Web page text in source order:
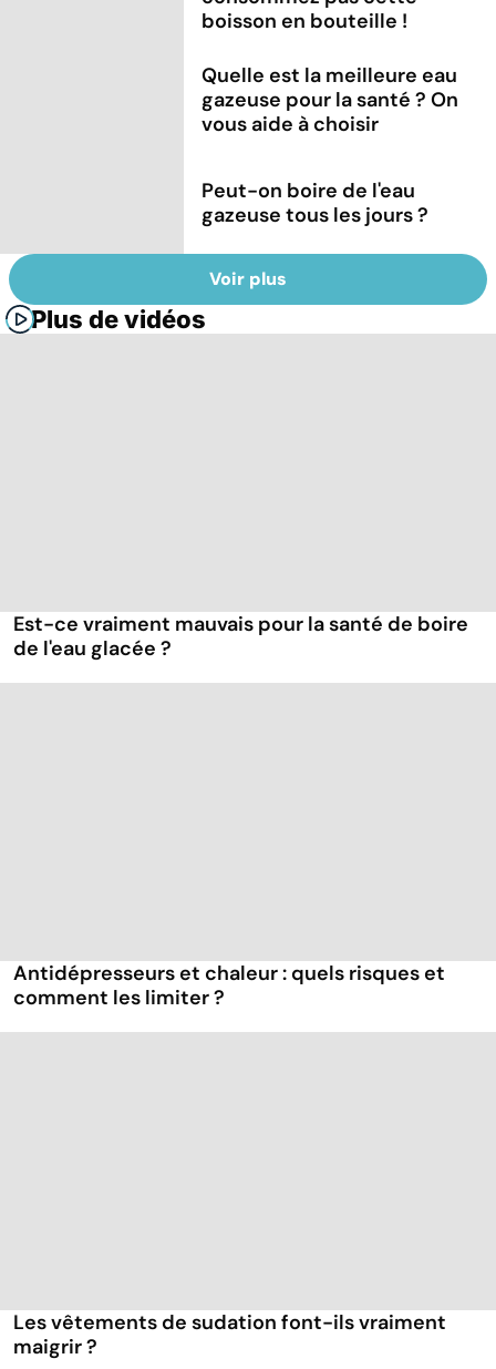
boisson en bouteille !
Quelle est la meilleure eau
gazeuse pour la santé ? On
vous aide à choisir
Peut-on boire de l'eau
gazeuse tous les jours ?
Voir plus
Plus de vidéos
Est-ce vraiment mauvais pour la santé de boire
de l'eau glacée ?
Antidépresseurs et chaleur : quels risques et
comment les limiter ?
Les vêtements de sudation font-ils vraiment
maigrir ?